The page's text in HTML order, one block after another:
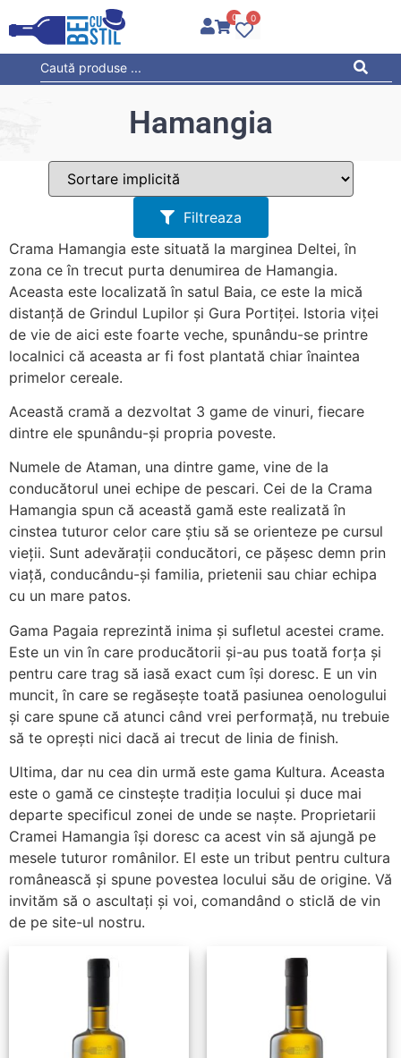
0 0
Hamangia
Filtreaza
Crama Hamangia este situată la marginea Deltei, în
zona ce în trecut purta denumirea de Hamangia.
Aceasta este localizată în satul Baia, ce este la mică
distanță de Grindul Lupilor și Gura Portiței. Istoria viței
de vie de aici este foarte veche, spunându-se printre
localnici că aceasta ar fi fost plantată chiar înaintea
primelor cereale.
Această cramă a dezvoltat 3 game de vinuri, fiecare
dintre ele spunându-și propria poveste.
Numele de Ataman, una dintre game, vine de la
conducătorul unei echipe de pescari. Cei de la Crama
Hamangia spun că această gamă este realizată în
cinstea tuturor celor care știu să se orienteze pe cursul
vieții. Sunt adevărații conducători, ce pășesc demn prin
viață, conducându-și familia, prietenii sau chiar echipa
cu un mare patos.
Gama Pagaia reprezintă inima și sufletul acestei crame.
Este un vin în care producătorii și-au pus toată forța și
pentru care trag să iasă exact cum își doresc. E un vin
muncit, în care se regăsește toată pasiunea oenologului
și care spune că atunci când vrei performață, nu trebuie
să te oprești nici dacă ai trecut de linia de finish.
Ultima, dar nu cea din urmă este gama Kultura. Aceasta
este o gamă ce cinstește tradiția locului și duce mai
departe specificul zonei de unde se naște. Proprietarii
Cramei Hamangia își doresc ca acest vin să ajungă pe
mesele tuturor românilor. El este un tribut pentru cultura
românească și spune povestea locului său de origine. Vă
invităm să o ascultați și voi, comandând o sticlă de vin
de pe site-ul nostru.